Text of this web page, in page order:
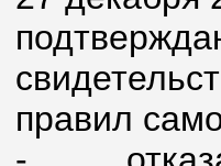
правил